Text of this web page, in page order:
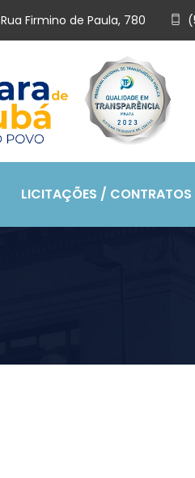
Rua Firmino de Paula, 780
LICITAÇÕES / CONTRATOS